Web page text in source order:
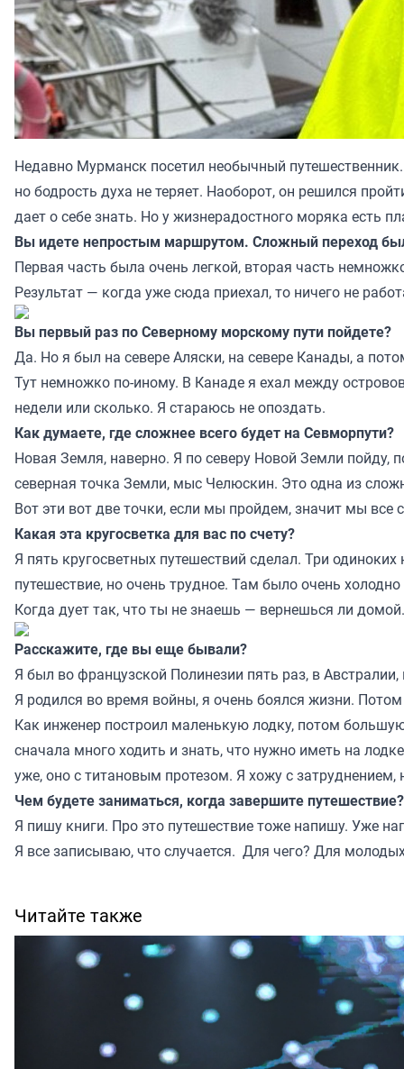
Недавно Мурманск посетил необычный
но бодрость духа не теряет. Наоборот, он решился
дает о себе знать. Но у жизнерадостного моряка есть
Вы идете непростым маршрутом. Сложный переход
Первая часть была очень легкой, вторая часть
Результат — когда уже сюда приехал, то ничего не
Вы первый раз по Северному морскому пути пойдете?
Да. Но я был на севере Аляски, на севере Канады, а
Тут немножко по-иному. В Канаде я ехал между
недели или сколько. Я стараюсь не опоздать.
Как думаете, где сложнее всего будет на Севморпути?
Новая Земля, наверно. Я по северу Новой Земли пойду,
северная точка Земли, мыс Челюскин. Это одна из
Вот эти вот две точки, если мы пройдем, значит мы
Какая эта кругосветка для вас по счету?
Я пять кругосветных путешествий сделал. Три
путешествие, но очень трудное. Там было очень
Когда дует так, что ты не знаешь — вернешься ли домой.
Расскажите, где вы еще бывали?
Я был во французской Полинезии пять раз, в
Я родился во время войны, я очень боялся жизни.
Как инженер построил маленькую лодку, потом
сначала много ходить и знать, что нужно иметь на
уже, оно с титановым протезом. Я хожу с затруднением,
Чем будете заниматься, когда завершите путешествие?
Я пишу книги. Про это путешествие тоже напишу. Уже
Я все записываю, что случается. Для чего? Для
Читайте также